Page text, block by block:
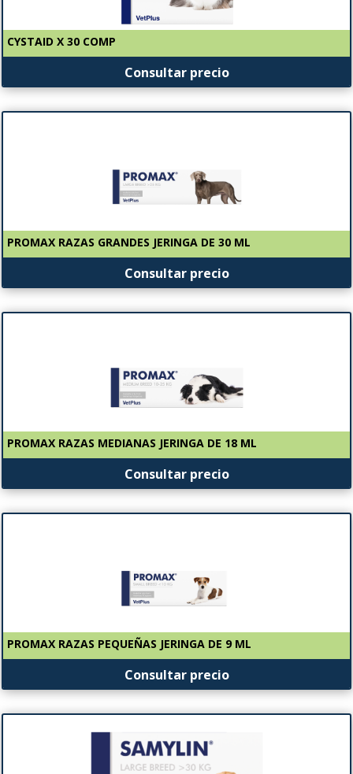
CYSTAID X 30 COMP
Consultar precio
PROMAX RAZAS GRANDES JERINGA DE 30 ML
Consultar precio
PROMAX RAZAS MEDIANAS JERINGA DE 18 ML
Consultar precio
PROMAX RAZAS PEQUEÑAS JERINGA DE 9 ML
Consultar precio